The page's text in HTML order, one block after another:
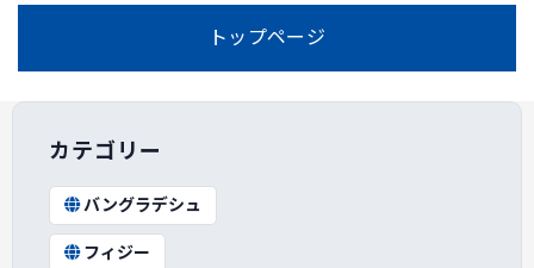
トップページ
カテゴリー
バングラデシュ
フィジー